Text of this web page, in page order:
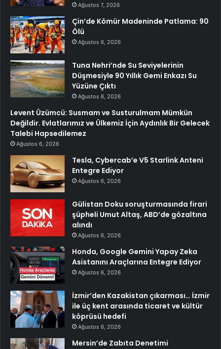
Ağustos 7, 2026
Çin’de Kömür Madeninde Patlama: 90
Ölü
Ağustos 6, 2026
Tuna Nehri’nde Su Seviyelerinin
Düşmesiyle 90 Yıllık Gemi Enkazı Su
Yüzüne Çıktı
Ağustos 6, 2026
Levent Üzümcü: Susmam ve Susturulmam Mümkün
Değildir. Evlatlarımız ve Ülkemiz İçin Aydınlık Bir Gelecek
Talebi Hapsedilemez
Ağustos 6, 2026
Tesla, Cybercab’e V5 Starlink Anteni
Entegre Ediyor
Ağustos 6, 2026
Gülistan Doku soruşturmasında firari
şüpheli Umut Altaş, ABD’de gözaltına
alındı
Ağustos 6, 2026
Honda, Google Gemini Yapay Zeka
Asistanını Araçlarına Entegre Ediyor
Ağustos 6, 2026
İzmir’den Kazakistan çıkarması… İzmir
ile üç kent arasında ticaret ve kültür
köprüsü hedefi
Ağustos 6, 2026
Mersin’de Zabıta Denetimi